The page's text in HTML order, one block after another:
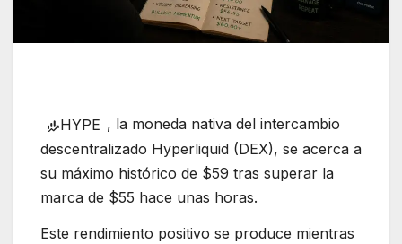
HYPE , la moneda nativa del intercambio
descentralizado Hyperliquid (DEX), se acerca a
su máximo histórico de $59 tras superar la
marca de $55 hace unas horas.
Este rendimiento positivo se produce mientras